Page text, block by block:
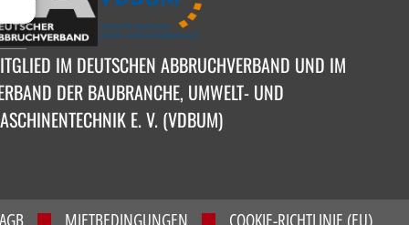
IM DEUTSCHEN ABBRUCHVERBAND UND IM
DER BAUBRANCHE, UMWELT- UND
E. V. (VDBUM)
AGB MIETBEDINGUNGEN COOKIE-RICHTLINIE (EU)